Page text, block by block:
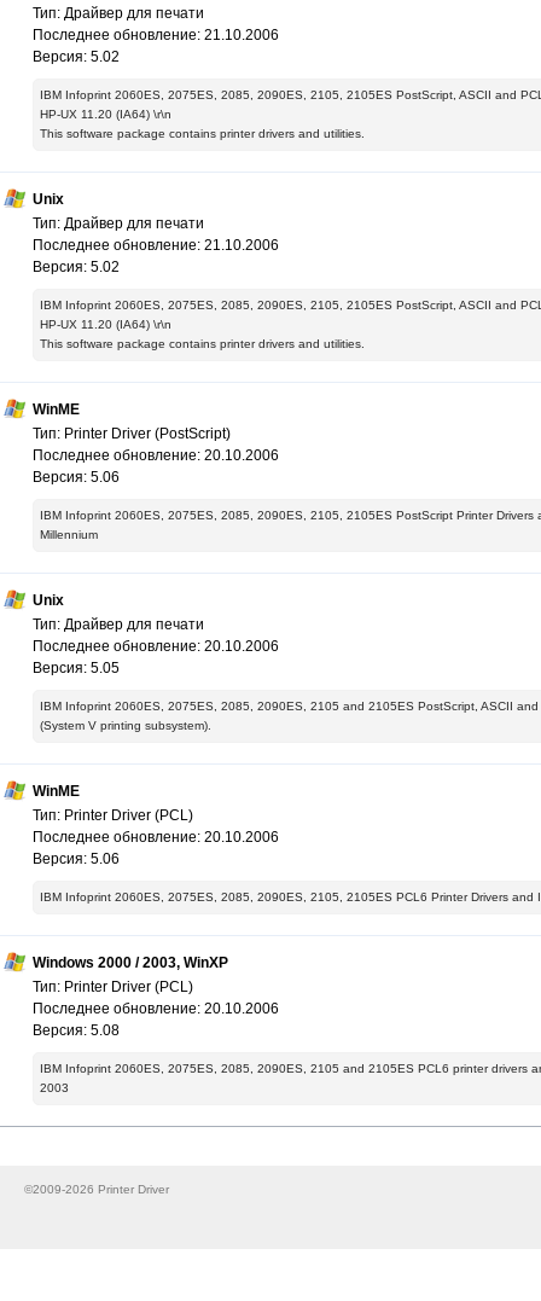
Тип: Драйвер для печати
Последнее обновление: 21.10.2006
Версия: 5.02
IBM Infoprint 2060ES, 2075ES, 2085, 2090ES, 2105, 2105ES PostScript, ASCII and
HP-UX 11.20 (IA64) \r\n
This software package contains printer drivers and utilities.
Unix
Тип: Драйвер для печати
Последнее обновление: 21.10.2006
Версия: 5.02
IBM Infoprint 2060ES, 2075ES, 2085, 2090ES, 2105, 2105ES PostScript, ASCII and
HP-UX 11.20 (IA64) \r\n
This software package contains printer drivers and utilities.
WinME
Тип: Printer Driver (PostScript)
Последнее обновление: 20.10.2006
Версия: 5.06
IBM Infoprint 2060ES, 2075ES, 2085, 2090ES, 2105, 2105ES PostScript Printer Drivers
Millennium
Unix
Тип: Драйвер для печати
Последнее обновление: 20.10.2006
Версия: 5.05
IBM Infoprint 2060ES, 2075ES, 2085, 2090ES, 2105 and 2105ES PostScript, ASCII
(System V printing subsystem).
WinME
Тип: Printer Driver (PCL)
Последнее обновление: 20.10.2006
Версия: 5.06
IBM Infoprint 2060ES, 2075ES, 2085, 2090ES, 2105, 2105ES PCL6 Printer Drivers and
Windows 2000 / 2003, WinXP
Тип: Printer Driver (PCL)
Последнее обновление: 20.10.2006
Версия: 5.08
IBM Infoprint 2060ES, 2075ES, 2085, 2090ES, 2105 and 2105ES PCL6 printer drivers
2003
©2009-2026 Printer Driver